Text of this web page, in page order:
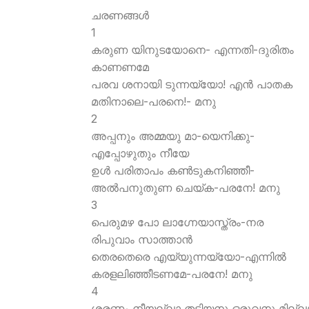
ചരണങ്ങള്‍
1
കരുണ യിനുടയോനെ- എന്നതി-ദുരിതം
കാണണമേ
പരവ ശനായി ടുന്നയ്യോ! എന്‍ പാതക
മതിനാലെ-പരനെ!- മനു
2
അപ്പനും അമ്മയു മാ-യെനിക്കു-
എപ്പോഴുതും നീയേ
ഉള്‍ പരിതാപം കണ്‍ടുകനിഞ്ഞീ-
അല്‍പനുതുണ ചെയ്ക-പരനേ! മനു
3
പെരുമഴ പോ ലാഗ്നേയാസ്ത്രം-നര
രിപുവാം സാത്താന്‍
തെരതെരെ എയ്യുന്നയ്യോ-എന്നില്‍
കരളലിഞ്ഞീടണമേ-പരനേ! മനു
4